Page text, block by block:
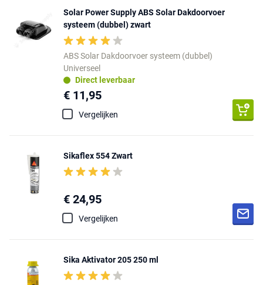
Solar Power Supply ABS Solar Dakdoorvoer
systeem (dubbel) zwart
ABS Solar Dakdoorvoer systeem (dubbel)
Universeel
Direct leverbaar
€ 11,95
Vergelijken
Sikaflex 554 Zwart
€ 24,95
Vergelijken
Sika Aktivator 205 250 ml